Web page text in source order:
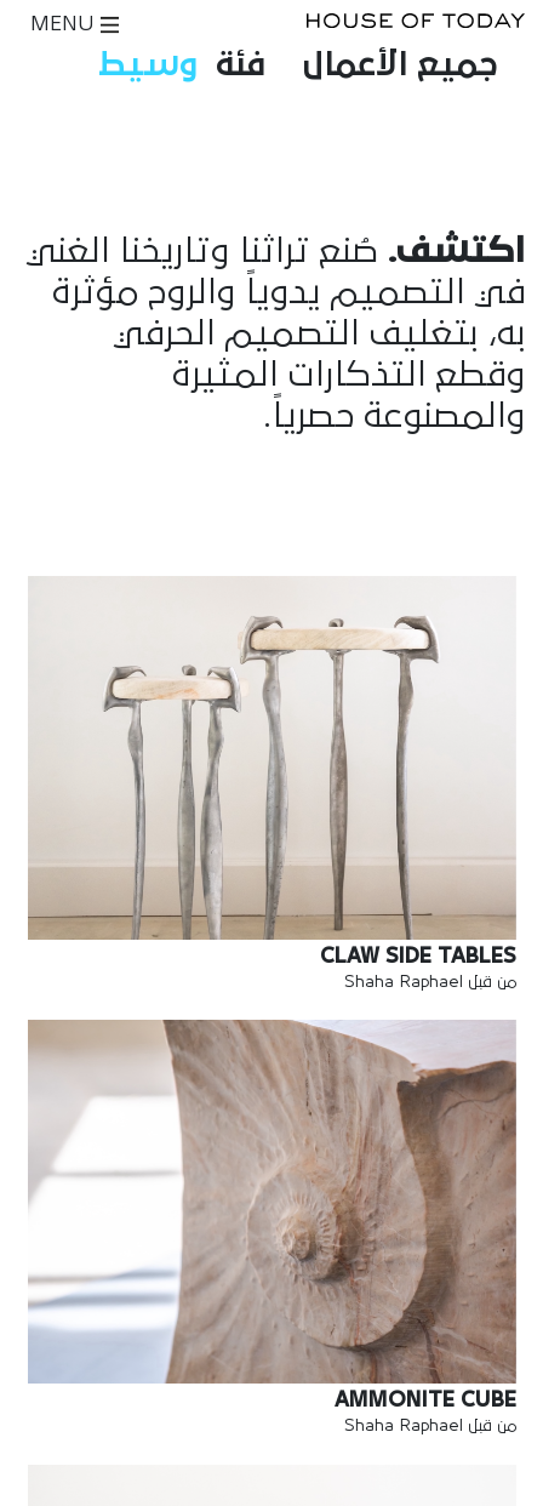
جميع الأعمال فئة وسيط
اكتشف. صُنع تراثنا وتاريخنا الغني
في التصميم يدوياً والروح مؤثرة
به، بتغليف التصميم الحرفي
وقطع التذكارات المثيرة
والمصنوعة حصرياً.
CLAW SIDE TABLES
من قبل Shaha Raphael
AMMONITE CUBE
من قبل Shaha Raphael